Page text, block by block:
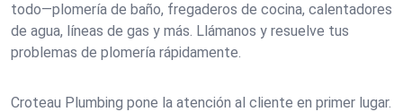
todo—plomería de baño, fregaderos de cocina, calentadores
de agua, líneas de gas y más. Llámanos y resuelve tus
problemas de plomería rápidamente.
Croteau Plumbing pone la atención al cliente en primer lugar.